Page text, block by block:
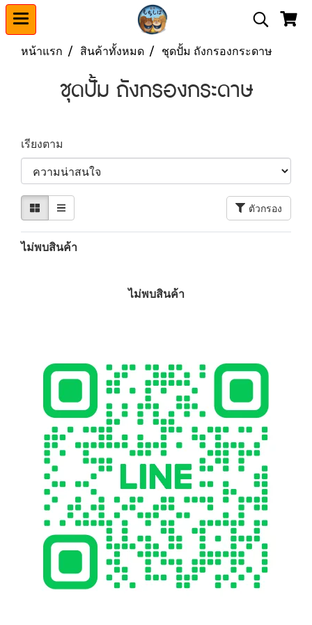
หน้าแรก สินค้าทั้งหมด ชุดปั้ม ถังกรองกระดาษ
ชุดปั้ม ถังกรองกระดาษ
เรียงตาม
ตัวกรอง
ไม่พบสินค้า
ไม่พบสินค้า